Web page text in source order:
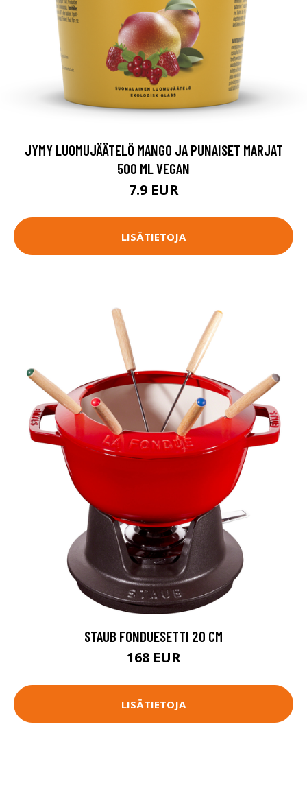
JYMY LUOMUJÄÄTELÖ MANGO JA PUNAISET MARJAT
500 ML VEGAN
7.9 EUR
LISÄTIETOJA
STAUB FONDUESETTI 20 CM
168 EUR
LISÄTIETOJA